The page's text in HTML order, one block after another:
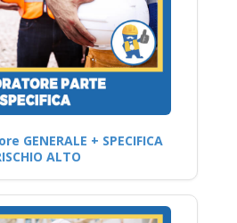
GENERALE + SPECIFICA
ALTO